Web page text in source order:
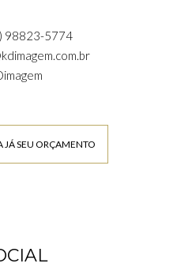
98823-5774
JÁ SEU ORÇAMENTO